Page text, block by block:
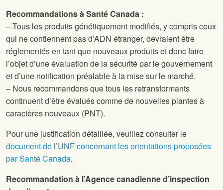
Recommandations à Santé Canada :
– Tous les produits génétiquement modifiés, y compris ceux
qui ne contiennent pas d’ADN étranger, devraient être
réglementés en tant que nouveaux produits et donc faire
l’objet d’une évaluation de la sécurité par le gouvernement
et d’une notification préalable à la mise sur le marché.
– Nous recommandons que tous les retransformants
continuent d’être évalués comme de nouvelles plantes à
caractères nouveaux (PNT).
Pour une justification détaillée, veuillez consulter le
document de l’UNF concernant les orientations proposées
par Santé Canada.
Recommandation à l’Agence canadienne d’inspection